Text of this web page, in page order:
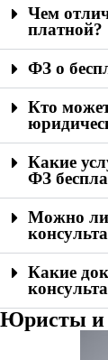
Чем
платной?
ФЗ о
Кто
Какие
ФЗ
Можно ли
Какие
Юристы и